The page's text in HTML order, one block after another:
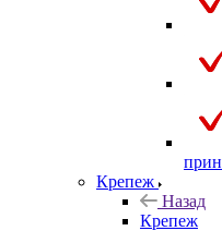
Крепеж
Назад
Крепеж